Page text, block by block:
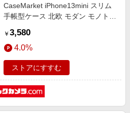
CaseMarket iPhone13mini スリム
手帳型ケース 北欧 モダン モノトー
BCM2S2104-78
￥ 3,580
4.0%
ストアにすすむ